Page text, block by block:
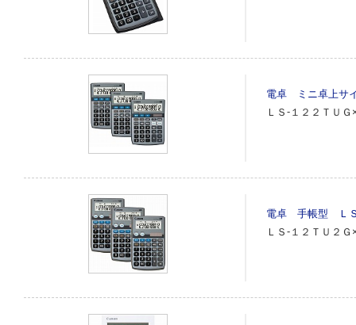
電卓 ミニ卓上サ
ＬＳ‐１２２ＴＵＧ
電卓 手帳型 ＬＳ
ＬＳ‐１２ＴＵ２Ｇ